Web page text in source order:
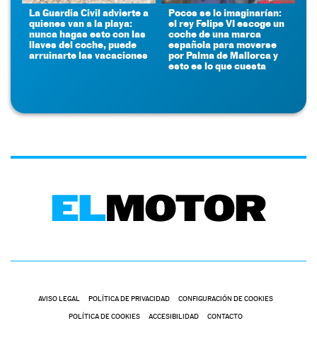
La Guardia Civil advierte a
quienes van a la playa:
nunca hagas esto con las
llaves del coche, puede
arruinarte las vacaciones
Pocos se lo imaginarían:
el rey Felipe VI escoge un
coche de una marca
española para moverse
por Palma de Mallorca y
esto es lo que cuesta
AVISO LEGAL POLÍTICA DE PRIVACIDAD CONFIGURACIÓN DE COOKIES
POLÍTICA DE COOKIES ACCESIBILIDAD CONTACTO